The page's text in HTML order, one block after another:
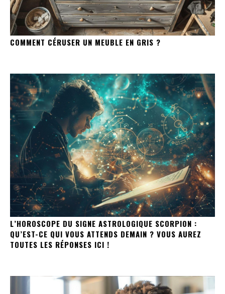
COMMENT CÉRUSER UN MEUBLE EN GRIS ?
L’HOROSCOPE DU SIGNE ASTROLOGIQUE SCORPION :
QU’EST-CE QUI VOUS ATTENDS DEMAIN ? VOUS AUREZ
TOUTES LES RÉPONSES ICI !